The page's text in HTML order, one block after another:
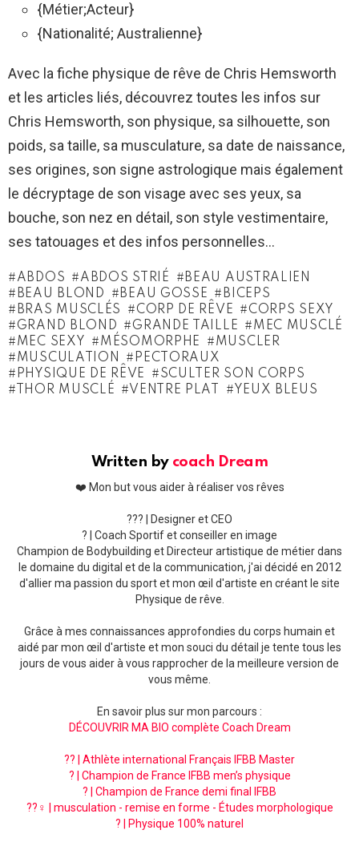
{Métier;Acteur}
{Nationalité; Australienne}
Avec la fiche physique de rêve de Chris Hemsworth
et les articles liés, découvrez toutes les infos sur
Chris Hemsworth, son physique, sa silhouette, son
poids, sa taille, sa musculature, sa date de naissance,
ses origines, son signe astrologique mais également
le décryptage de son visage avec ses yeux, sa
bouche, son nez en détail, son style vestimentaire,
ses tatouages et des infos personnelles…
ABDOS ABDOS STRIÉ
BEAU AUSTRALIEN
BEAU BLOND
BEAU GOSSE
BICEPS
BRAS MUSCLÉS
CORP DE RÊVE
CORPS SEXY
GRAND BLOND
GRANDE TAILLE
MEC MUSCLÉ
MEC SEXY
MÉSOMORPHE
MUSCLER
MUSCULATION
PECTORAUX
PHYSIQUE DE RÊVE
SCULTER SON CORPS
THOR MUSCLÉ
VENTRE PLAT YEUX BLEUS
Written by coach Dream
❤️ Mon but vous aider à réaliser vos rêves
??‍? | Designer et CEO
? | Coach Sportif et conseiller en image
Champion de Bodybuilding et Directeur artistique de métier dans
le domaine du digital et de la communication, j'ai décidé en 2012
d'allier ma passion du sport et mon œil d'artiste en créant le site
Physique de rêve.
Grâce à mes connaissances approfondies du corps humain et
aidé par mon œil d'artiste et mon souci du détail je tente tous les
jours de vous aider à vous rapprocher de la meilleure version de
vous même.
En savoir plus sur mon parcours :
DÉCOUVRIR MA BIO complète Coach Dream
?? | Athlète international Français IFBB Master
? | Champion de France IFBB men’s physique
? | Champion de France demi final IFBB
??‍♀️ | musculation - remise en forme - Études morphologique
? | Physique 100% naturel